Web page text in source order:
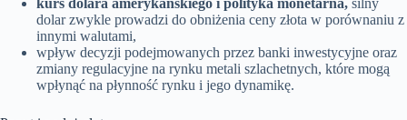
dolar zwykle prowadzi do obniżenia ceny złota w porównaniu z
innymi walutami,
wpływ decyzji podejmowanych przez banki inwestycyjne oraz
zmiany regulacyjne na rynku metali szlachetnych, które mogą
wpłynąć na płynność rynku i jego dynamikę.